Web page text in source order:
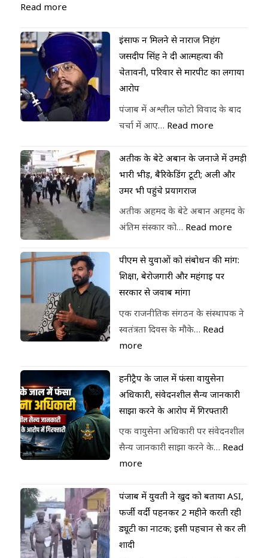
Read more
इंसाफ न मिलने से नाराज निहंग
जसदीप सिंह ने दी आत्महत्या की
चेतावनी, परिवार से मारपीट का लगाया
आरोप
पंजाब में अश्लील फोटो विवाद के बाद
चर्चा में आए… Read more
अतीक के बेटे अबान के जनाजे में उमड़ी
भारी भीड़, बैरिकेडिंग टूटी; अली और
उमर भी पहुंचे प्रयागराज
अतीक अहमद के बेटे अबान अहमद के
अंतिम संस्कार को… Read more
पीएम से युवाओं को संबोधन की मांग:
शिक्षा, बेरोजगारी और महंगाई पर
सरकार से जवाब मांगा
एक राजनीतिक संगठन के संस्थापक ने
स्वतंत्रता दिवस के मौके… Read
more
हनीट्रैप के जाल में फंसा वायुसेना
अधिकारी, संवेदनशील सैन्य जानकारी
साझा करने के आरोप में गिरफ्तारी
एक वायुसेना अधिकारी पर संवेदनशील
सैन्य जानकारी साझा करने के… Read
more
पंजाब में युवती ने खुद को बताया ASI,
फर्जी वर्दी पहनकर 2 महीने करती रही
ड्यूटी का नाटक; इसी पहचान से कर ली
शादी